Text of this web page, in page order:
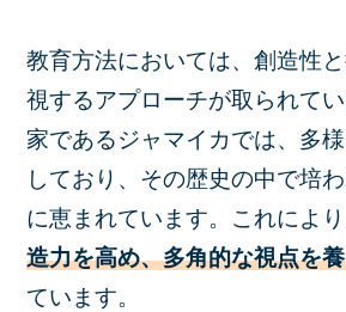
教育方法においては、創造性
視するアプローチが取られて
家であるジャマイカでは、多
しており、その歴史の中で培
に恵まれています。これによ
造力を高め、多角的な視点を
ています。